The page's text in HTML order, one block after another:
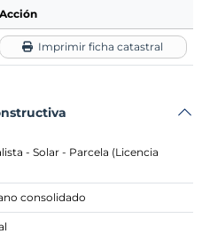
Acción
Imprimir ficha catastral
- Solar - Parcela (Licencia
consolidado